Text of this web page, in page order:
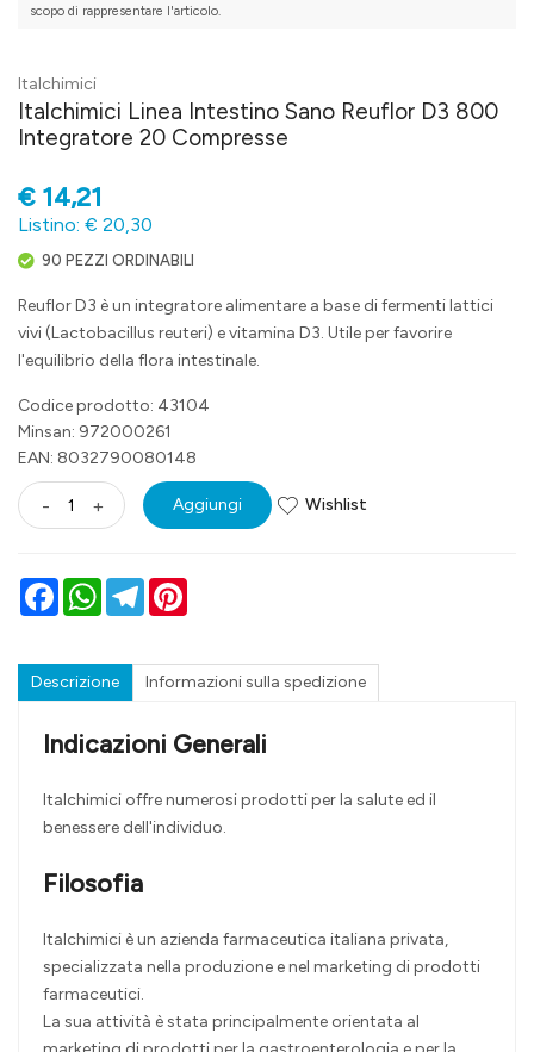
scopo di rappresentare l'articolo.
Italchimici
Italchimici Linea Intestino Sano Reuflor D3 800
Integratore 20 Compresse
€ 14,21
Listino: € 20,30
90 PEZZI ORDINABILI
Reuflor D3 è un integratore alimentare a base di fermenti lattici
vivi (Lactobacillus reuteri) e vitamina D3. Utile per favorire
l'equilibrio della flora intestinale.
Codice prodotto: 43104
Minsan: 972000261
EAN: 8032790080148
- + Aggiungi Wishlist
FacebookWhatsAppTelegram
Descrizione Informazioni sulla spedizione
Indicazioni Generali
Italchimici offre numerosi prodotti per la salute ed il
benessere dell'individuo.
Filosofia
Italchimici è un azienda farmaceutica italiana privata,
specializzata nella produzione e nel marketing di prodotti
farmaceutici.
La sua attività è stata principalmente orientata al